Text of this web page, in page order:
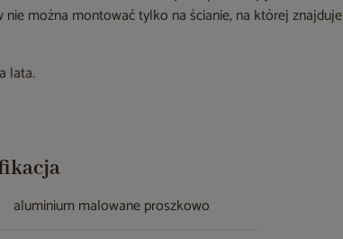
można montować tylko na ścianie, na której znajduje
lata.
aluminium malowane proszkowo